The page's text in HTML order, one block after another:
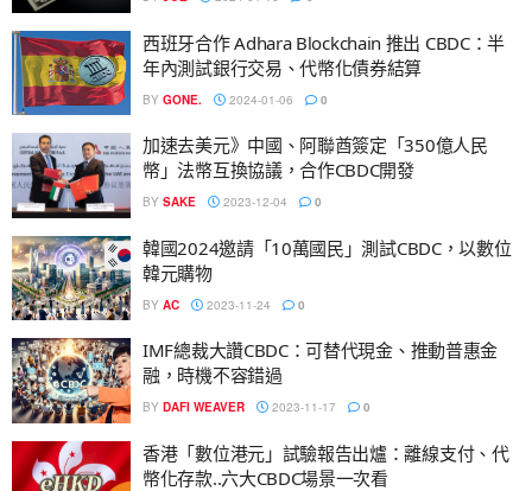
西班牙合作 Adhara Blockchain 推出 CBDC：半
年內測試銀行交易、代幣化債券結算
BY GONE. 2024-01-06 0
加速去美元》中國、阿聯酋簽定「350億人民
幣」法幣互換協議，合作CBDC開發
BY SAKE 2023-12-04 0
韓國2024邀請「10萬國民」測試CBDC，以數位
韓元購物
BY AC 2023-11-24 0
IMF總裁大讚CBDC：可替代現金、推動普惠金
融，時機不容錯過
BY DAFI WEAVER 2023-11-17 0
香港「數位港元」試驗報告出爐：離線支付、代
幣化存款..六大CBDC場景一次看